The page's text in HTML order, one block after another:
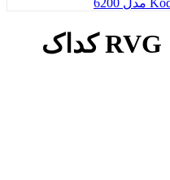
سنسور ار وی جی RVG کداک